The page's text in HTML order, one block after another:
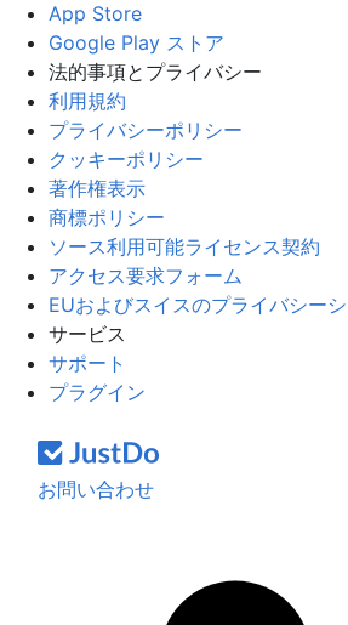
App Store
Google Play ストア
法的事項とプライバシー
利用規約
プライバシーポリシー
クッキーポリシー
著作権表示
商標ポリシー
ソース利用可能ライセンス契約
アクセス要求フォーム
EUおよびスイスのプライバシー
サービス
サポート
プラグイン
お問い合わせ